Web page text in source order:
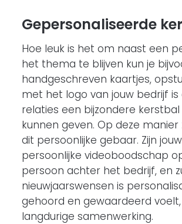
Gepersonaliseerde
Hoe leuk is het om naast een
het thema te blijven kun je
handgeschreven kaartjes,
met het logo van jouw bedrijf
relaties een bijzondere
kunnen geven. Op deze
dit persoonlijke gebaar. Zijn
persoonlijke videoboodschap
persoon achter het bedrijf, en
nieuwjaarswensen is
gehoord en gewaardeerd
langdurige samenwerking.